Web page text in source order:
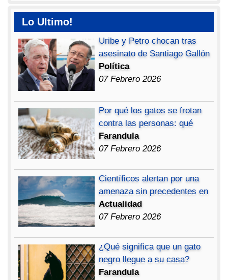
Lo Ultimo!
Uribe y Petro chocan tras
asesinato de Santiago Gallón
Política
07 Febrero 2026
Por qué los gatos se frotan
contra las personas: qué
Farandula
07 Febrero 2026
Científicos alertan por una
amenaza sin precedentes en
Actualidad
07 Febrero 2026
¿Qué significa que un gato
negro llegue a su casa?
Farandula